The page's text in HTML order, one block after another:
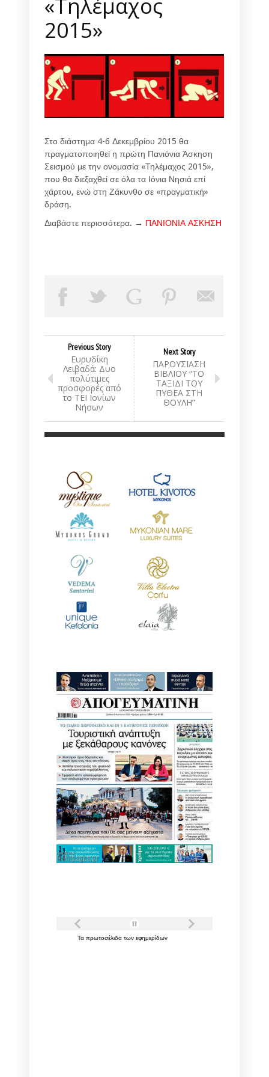
2015»
Στο διάστημα 4-6 Δεκεμβρίου 2015 θα
πραγματοποιηθεί η πρώτη Πανιόνια Άσκηση
Σεισμού με την ονομασία «Τηλέμαχος 2015»,
που θα διεξαχθεί σε όλα τα Ιόνια Νησιά επί
χάρτου, ενώ στη Ζάκυνθο σε «πραγματική»
δράση.
Διαβάστε περισσότερα. → ΠΑΝΙΟΝΙΑ ΑΣΚΗΣΗ
Previous Story
Ευρυδίκη
Λειβαδά: Δυο
πολύτιμες
προσφορές από
το ΤΕΙ Ιονίων
Νήσων
Next Story
ΠΑΡΟΥΣΙΑΣΗ
ΒΙΒΛΙΟΥ “ΤΟ
ΤΑΞΙΔΙ ΤΟΥ
ΠΥΘΕΑ ΣΤΗ
ΘΟΥΛΗ”
Τα πρωτοσέλιδα των εφημερίδων